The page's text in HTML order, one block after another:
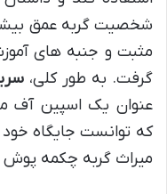
شخصیت گربه عمق
مثبت و جنبه های
گرفت. به طور کلی،
عنوان یک اسپین آف
که توانست جایگاه خود
میراث گربه چکمه پوش